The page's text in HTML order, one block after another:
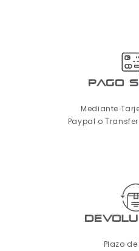
pago
Mediante
Paypal o
Plazo de